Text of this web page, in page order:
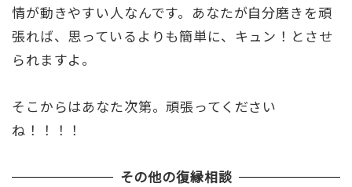
情が動きやすい人なんです。あなたが自分磨きを頑
張れば、思っているよりも簡単に、キュン！とさせ
られますよ。
そこからはあなた次第。頑張ってください
ね！！！！
その他の復縁相談